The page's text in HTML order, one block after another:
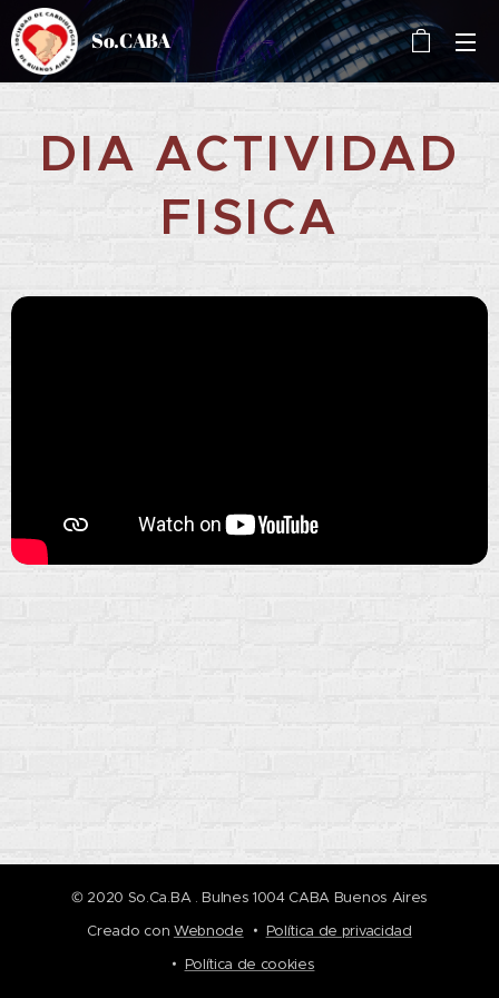
So.CABA
DIA ACTIVIDAD
FISICA
© 2020 So.Ca.BA . Bulnes 1004 CABA Buenos Aires
Creado con Webnode
Política de privacidad
Política de cookies